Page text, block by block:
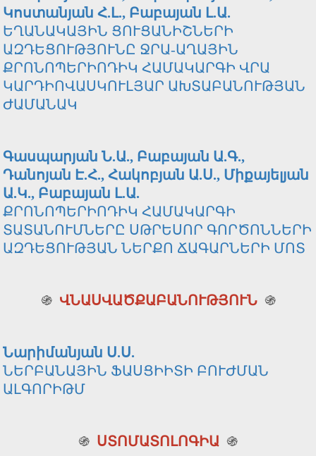
Կոստանյան Հ.Լ., Բաբայան Լ.Ա.
ԵՂԱՆԱԿԱՅԻՆ ՑՈՒՑԱՆԻՇՆԵՐԻ
ԱԶԴԵՑՈՒԹՅՈՒՆԸ ՋՐԱ-ԱՂԱՅԻՆ
ՔՐՈՆՈՊԵՐԻՈԴԻԿ ՀԱՄԱԿԱՐԳԻ ՎՐԱ
ԿԱՐԴԻՈՎԱՍԿՈՒԼՅԱՐ ԱԽՏԱԲԱՆՈՒԹՅԱՆ
ԺԱՄԱՆԱԿ
Գասպարյան Ն.Ա., Բաբայան Ա.Գ.,
Դանոյան Է.Հ., Հակոբյան Ա.Ս., Միքայելյան
Ա.Կ., Բաբայան Լ.Ա.
ՔՐՈՆՈՊԵՐԻՈԴԻԿ ՀԱՄԱԿԱՐԳԻ
ՏԱՏԱՆՈՒՄՆԵՐԸ ՍԹՐԵՍՈՐ ԳՈՐԾՈՆՆԵՐԻ
ԱԶԴԵՑՈՒԹՅԱՆ ՆԵՐՔՈ ՃԱԳԱՐՆԵՐԻ ՄՈՏ
֍ ՎՆԱՍՎԱԾՔԱԲԱՆՈՒԹՅՈՒՆ ֍
Նարիմանյան Ս.Ս.
ՆԵՐԲԱՆԱՅԻՆ ՖԱՍՑԻԻՏԻ ԲՈՒԺՄԱՆ
ԱԼԳՈՐԻԹՄ
֍ ՍՏՈՄԱՏՈԼՈԳԻԱ ֍